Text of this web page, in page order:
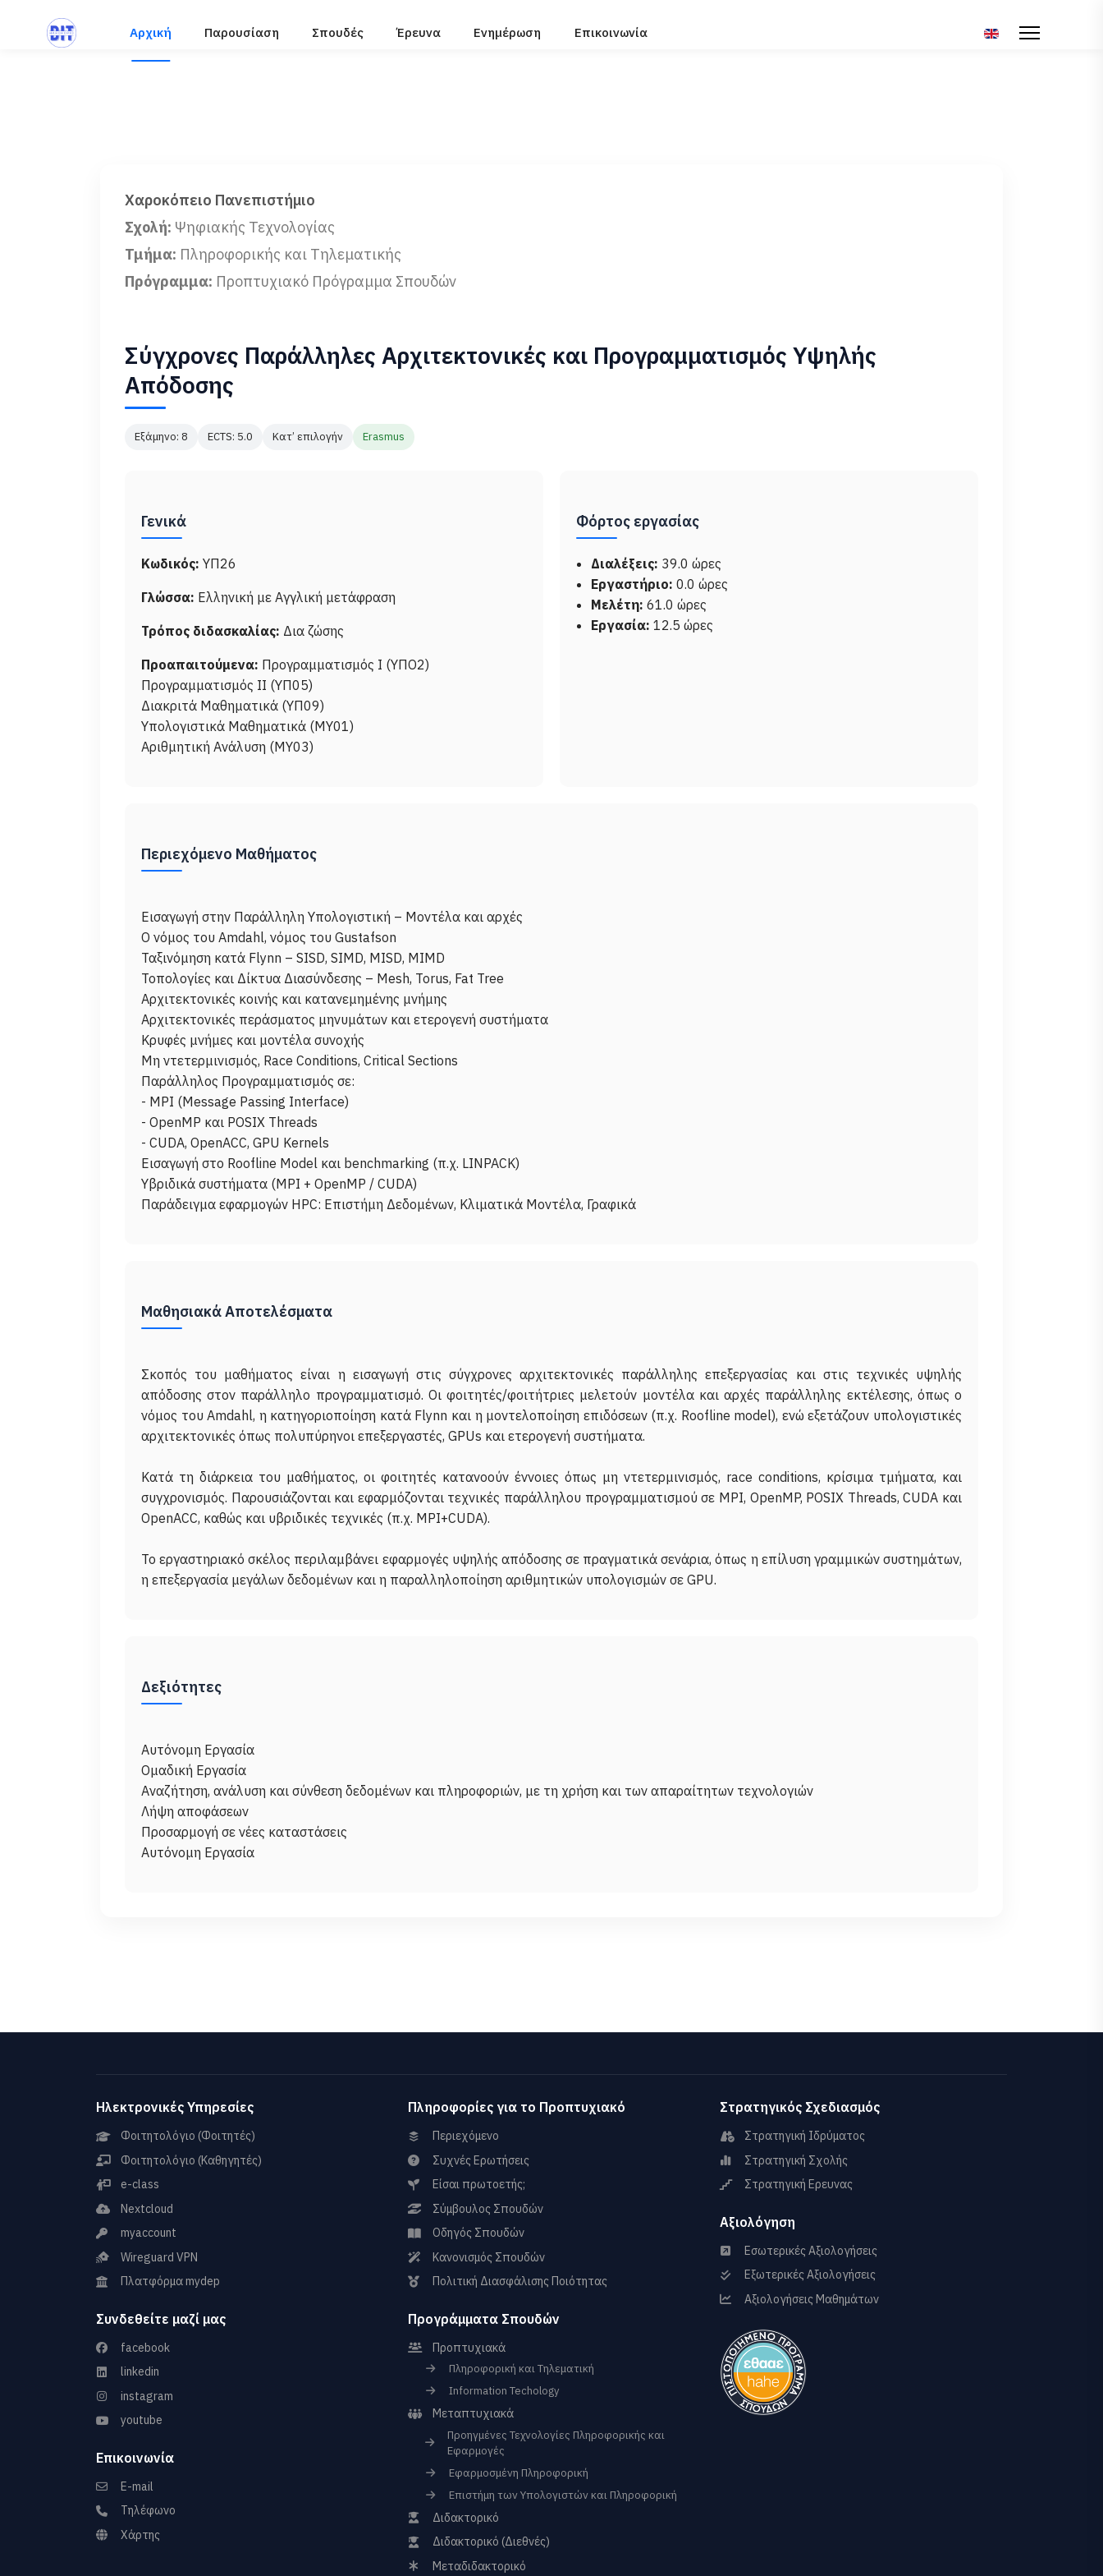
Αρχική Παρουσίαση Σπουδές Έρευνα Ενημέρωση Επικοινωνία Επιλέξτε τη γλώσσα
Χαροκόπειο Πανεπιστήμιο
Σχολή: Ψηφιακής Τεχνολογίας
Τμήμα: Πληροφορικής και Τηλεματικής
Πρόγραμμα: Προπτυχιακό Πρόγραμμα Σπουδών
Σύγχρονες Παράλληλες Αρχιτεκτονικές και Προγραμματισμός Υψηλής
Απόδοσης
Εξάμηνο: 8 ECTS: 5.0 Κατ’ επιλογήν Erasmus
Γενικά
Κωδικός: ΥΠ26
Γλώσσα: Ελληνική με Αγγλική μετάφραση
Τρόπος διδασκαλίας: Δια ζώσης
Προαπαιτούμενα: Προγραμματισμός Ι (ΥΠΟ2)
Προγραμματισμός ΙΙ (ΥΠ05)
Διακριτά Μαθηματικά (ΥΠ09)
Υπολογιστικά Μαθηματικά (ΜΥ01)
Αριθμητική Ανάλυση (ΜΥ03)
Φόρτος εργασίας
Διαλέξεις: 39.0 ώρες
Εργαστήριο: 0.0 ώρες
Μελέτη: 61.0 ώρες
Εργασία: 12.5 ώρες
Περιεχόμενο Μαθήματος
Εισαγωγή στην Παράλληλη Υπολογιστική – Μοντέλα και αρχές
Ο νόμος του Amdahl, νόμος του Gustafson
Ταξινόμηση κατά Flynn – SISD, SIMD, MISD, MIMD
Τοπολογίες και Δίκτυα Διασύνδεσης – Mesh, Torus, Fat Tree
Αρχιτεκτονικές κοινής και κατανεμημένης μνήμης
Αρχιτεκτονικές περάσματος μηνυμάτων και ετερογενή συστήματα
Κρυφές μνήμες και μοντέλα συνοχής
Μη ντετερμινισμός, Race Conditions, Critical Sections
Παράλληλος Προγραμματισμός σε:
- MPI (Message Passing Interface)
- OpenMP και POSIX Threads
- CUDA, OpenACC, GPU Kernels
Εισαγωγή στο Roofline Model και benchmarking (π.χ. LINPACK)
Υβριδικά συστήματα (MPI + OpenMP / CUDA)
Μαθησιακά Αποτελέσματα
Σκοπός του μαθήματος είναι η εισαγωγή στις σύγχρονες αρχιτεκτονικές παράλληλης επεξεργασίας και στις τεχνικές υψηλής
απόδοσης στον παράλληλο προγραμματισμό. Οι φοιτητές/φοιτήτριες μελετούν μοντέλα και αρχές παράλληλης εκτέλεσης, όπως ο
νόμος του Amdahl, η κατηγοριοποίηση κατά Flynn και η μοντελοποίηση επιδόσεων (π.χ. Roofline model), ενώ εξετάζουν υπολογιστικές
αρχιτεκτονικές όπως πολυπύρηνοι επεξεργαστές, GPUs και ετερογενή συστήματα.
Κατά τη διάρκεια του μαθήματος, οι φοιτητές κατανοούν έννοιες όπως μη ντετερμινισμός, race conditions, κρίσιμα τμήματα, και
συγχρονισμός. Παρουσιάζονται και εφαρμόζονται τεχνικές παράλληλου προγραμματισμού σε MPI, OpenMP, POSIX Threads, CUDA και
OpenACC, καθώς και υβριδικές τεχνικές (π.χ. MPI+CUDA).
Το εργαστηριακό σκέλος περιλαμβάνει εφαρμογές υψηλής απόδοσης σε πραγματικά σενάρια, όπως η επίλυση γραμμικών συστημάτων,
Δεξιότητες
Αυτόνομη Εργασία
Ομαδική Εργασία
Αναζήτηση, ανάλυση και σύνθεση δεδομένων και πληροφοριών, με τη χρήση και των απαραίτητων τεχνολογιών
Λήψη αποφάσεων
Προσαρμογή σε νέες καταστάσεις
Ηλεκτρονικές Υπηρεσίες
Φοιτητολόγιο (Φοιτητές)
Φοιτητολόγιο (Καθηγητές)
e-class
Nextcloud
myaccount
Wireguard VPN
Πλατφόρμα mydep
Συνδεθείτε μαζί μας
facebook
linkedin
instagram
youtube
Επικοινωνία
E-mail
Τηλέφωνο
Χάρτης
Πληροφορίες για το Προπτυχιακό
Περιεχόμενο
Συχνές Ερωτήσεις
Είσαι πρωτοετής;
Σύμβουλος Σπουδών
Οδηγός Σπουδών
Κανονισμός Σπουδών
Πολιτική Διασφάλισης Ποιότητας
Προγράμματα Σπουδών
Προπτυχιακά
Πληροφορική και Τηλεματική
Information Techology
Μεταπτυχιακά
Προηγμένες Τεχνολογίες Πληροφορικής και
Εφαρμογές
Εφαρμοσμένη Πληροφορική
Επιστήμη των Υπολογιστών και Πληροφορική
Διδακτορικό
Διδακτορικό (Διεθνές)
Μεταδιδακτορικό
Στρατηγικός Σχεδιασμός
Στρατηγική Ιδρύματος
Στρατηγική Σχολής
Στρατηγική Ερευνας
Αξιολόγηση
Εσωτερικές Αξιολογήσεις
Εξωτερικές Αξιολογήσεις
Αξιολογήσεις Μαθημάτων